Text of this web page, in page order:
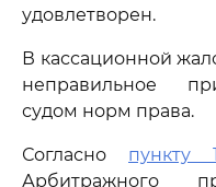
удовлетворен.
В кассационной
неправильное
судом норм права.
Согласно пункту
Арбитражного